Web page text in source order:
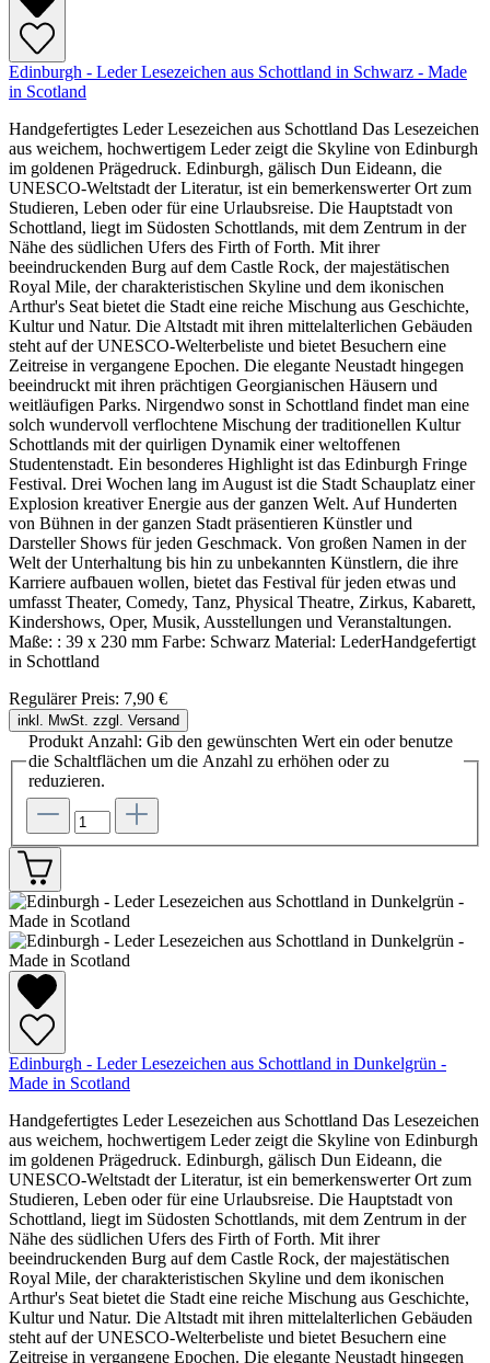
Edinburgh - Leder Lesezeichen aus Schottland in Schwarz - Made
in Scotland
Handgefertigtes Leder Lesezeichen aus Schottland Das Lesezeichen
aus weichem, hochwertigem Leder zeigt die Skyline von Edinburgh
im goldenen Prägedruck. Edinburgh, gälisch Dun Eideann, die
UNESCO-Weltstadt der Literatur, ist ein bemerkenswerter Ort zum
Studieren, Leben oder für eine Urlaubsreise. Die Hauptstadt von
Schottland, liegt im Südosten Schottlands, mit dem Zentrum in der
Nähe des südlichen Ufers des Firth of Forth. Mit ihrer
beeindruckenden Burg auf dem Castle Rock, der majestätischen
Royal Mile, der charakteristischen Skyline und dem ikonischen
Arthur's Seat bietet die Stadt eine reiche Mischung aus Geschichte,
Kultur und Natur. Die Altstadt mit ihren mittelalterlichen Gebäuden
steht auf der UNESCO-Welterbeliste und bietet Besuchern eine
Zeitreise in vergangene Epochen. Die elegante Neustadt hingegen
beeindruckt mit ihren prächtigen Georgianischen Häusern und
weitläufigen Parks. Nirgendwo sonst in Schottland findet man eine
solch wundervoll verflochtene Mischung der traditionellen Kultur
Schottlands mit der quirligen Dynamik einer weltoffenen
Studentenstadt. Ein besonderes Highlight ist das Edinburgh Fringe
Festival. Drei Wochen lang im August ist die Stadt Schauplatz einer
Explosion kreativer Energie aus der ganzen Welt. Auf Hunderten
von Bühnen in der ganzen Stadt präsentieren Künstler und
Darsteller Shows für jeden Geschmack. Von großen Namen in der
Welt der Unterhaltung bis hin zu unbekannten Künstlern, die ihre
Karriere aufbauen wollen, bietet das Festival für jeden etwas und
umfasst Theater, Comedy, Tanz, Physical Theatre, Zirkus, Kabarett,
Kindershows, Oper, Musik, Ausstellungen und Veranstaltungen.
Maße: : 39 x 230 mm Farbe: Schwarz Material: LederHandgefertigt
in Schottland
Regulärer Preis: 7,90 €
inkl. MwSt. zzgl. Versand
Produkt Anzahl: Gib den gewünschten Wert ein oder benutze
die Schaltflächen um die Anzahl zu erhöhen oder zu
reduzieren.
Edinburgh - Leder Lesezeichen aus Schottland in Dunkelgrün -
Made in Scotland
Handgefertigtes Leder Lesezeichen aus Schottland Das Lesezeichen
aus weichem, hochwertigem Leder zeigt die Skyline von Edinburgh
im goldenen Prägedruck. Edinburgh, gälisch Dun Eideann, die
UNESCO-Weltstadt der Literatur, ist ein bemerkenswerter Ort zum
Studieren, Leben oder für eine Urlaubsreise. Die Hauptstadt von
Schottland, liegt im Südosten Schottlands, mit dem Zentrum in der
Nähe des südlichen Ufers des Firth of Forth. Mit ihrer
beeindruckenden Burg auf dem Castle Rock, der majestätischen
Royal Mile, der charakteristischen Skyline und dem ikonischen
Arthur's Seat bietet die Stadt eine reiche Mischung aus Geschichte,
Kultur und Natur. Die Altstadt mit ihren mittelalterlichen Gebäuden
steht auf der UNESCO-Welterbeliste und bietet Besuchern eine
Zeitreise in vergangene Epochen. Die elegante Neustadt hingegen